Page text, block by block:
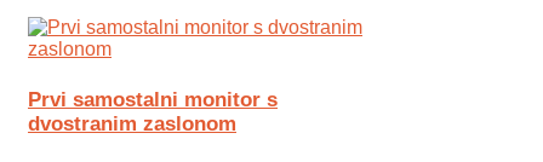
Prvi samostalni monitor s
dvostranim zaslonom